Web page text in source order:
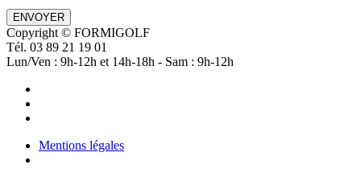
ENVOYER
Copyright © FORMIGOLF
Tél. 03 89 21 19 01
Lun/Ven : 9h-12h et 14h-18h - Sam : 9h-12h
Mentions légales